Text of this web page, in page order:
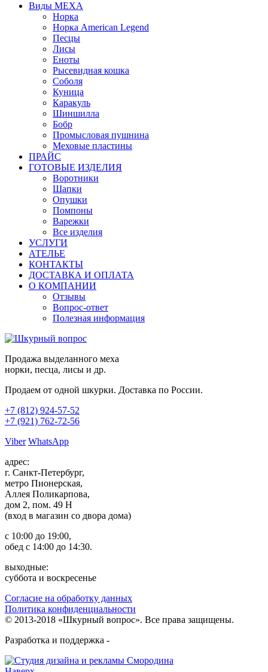
Виды МЕХА
Норка
Норка American Legend
Песцы
Лисы
Еноты
Рысевидная кошка
Соболя
Куница
Каракуль
Шиншилла
Бобр
Промысловая пушнина
Меховые пластины
ПРАЙС
ГОТОВЫЕ ИЗДЕЛИЯ
Воротники
Шапки
Опушки
Помпоны
Варежки
Все изделия
УСЛУГИ
АТЕЛЬЕ
КОНТАКТЫ
ДОСТАВКА И ОПЛАТА
О КОМПАНИИ
Отзывы
Вопрос-ответ
Полезная информация
Продажа выделанного меха
норки, песца, лисы и др.
Продаем от одной шкурки. Доставка по России.
+7 (812) 924-57-52
+7 (921) 762-72-56
Viber WhatsApp
адрес:
г. Санкт-Петербург,
метро Пионерская,
Аллея Поликарпова,
дом 2, пом. 49 Н
(вход в магазин со двора дома)
с 10:00 до 19:00,
обед с 14:00 до 14:30.
выходные:
суббота и воскресенье
Согласие на обработку данных
Политика конфиденциальности
© 2013-2018 «Шкурный вопрос». Все права защищены.
Разработка и поддержка -